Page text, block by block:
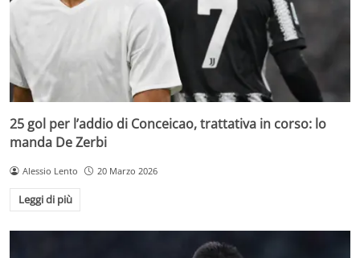
25 gol per l’addio di Conceicao, trattativa in corso: lo
manda De Zerbi
Alessio Lento 20 Marzo 2026
Leggi di più